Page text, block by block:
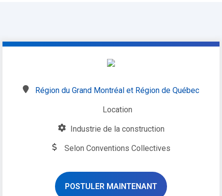
Région du Grand Montréal et Région de Québec
Location
Industrie de la construction
Selon Conventions Collectives
POSTULER MAINTENANT